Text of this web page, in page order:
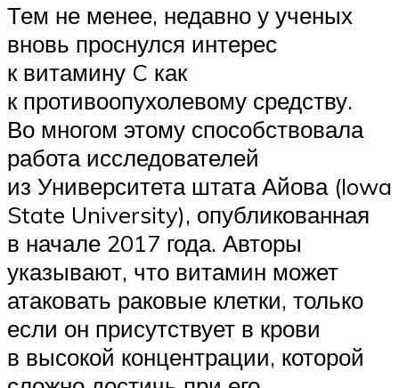
Тем не менее, недавно у ученых
вновь проснулся интерес
к витамину C как
к противоопухолевому средству.
Во многом этому способствовала
работа исследователей
из Университета штата Айова (Iowa
State University), опубликованная
в начале 2017 года. Авторы
указывают, что витамин может
атаковать раковые клетки, только
если он присутствует в крови
в высокой концентрации, которой